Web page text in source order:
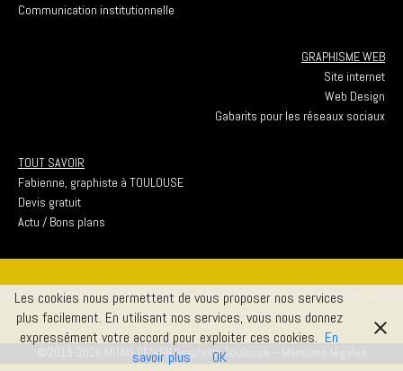
Communication institutionnelle
GRAPHISME WEB
Site internet
Web Design
Gabarits pour les réseaux sociaux
TOUT SAVOIR
Fabienne, graphiste à TOULOUSE
Devis gratuit
Actu / Bons plans
Prestations Graphiste Toulouse|Print Graphiste Toulouse|Webdesign Graphiste Toulouse
|About Graphiste Toulouse|Contact Graphiste Toulouse
©2015-2026 MITAKI DESIGN Graphiste Toulouse – Mentions légales
Les cookies nous permettent de vous proposer nos services
plus facilement. En utilisant nos services, vous nous donnez
expressément votre accord pour exploiter ces cookies. En
savoir plus
OK